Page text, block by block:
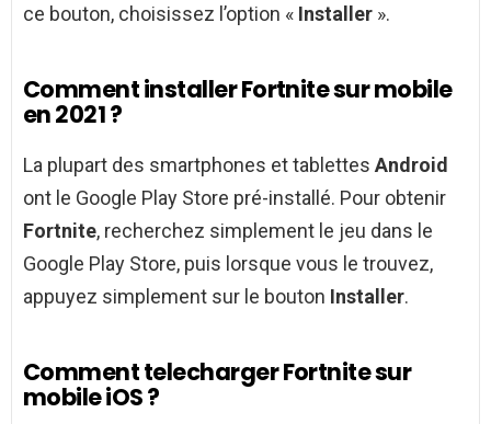
ce bouton, choisissez l’option « Installer ».
Comment installer Fortnite sur mobile
en 2021 ?
La plupart des smartphones et tablettes Android
ont le Google Play Store pré-installé. Pour obtenir
Fortnite, recherchez simplement le jeu dans le
Google Play Store, puis lorsque vous le trouvez,
appuyez simplement sur le bouton Installer.
Comment telecharger Fortnite sur
mobile iOS ?